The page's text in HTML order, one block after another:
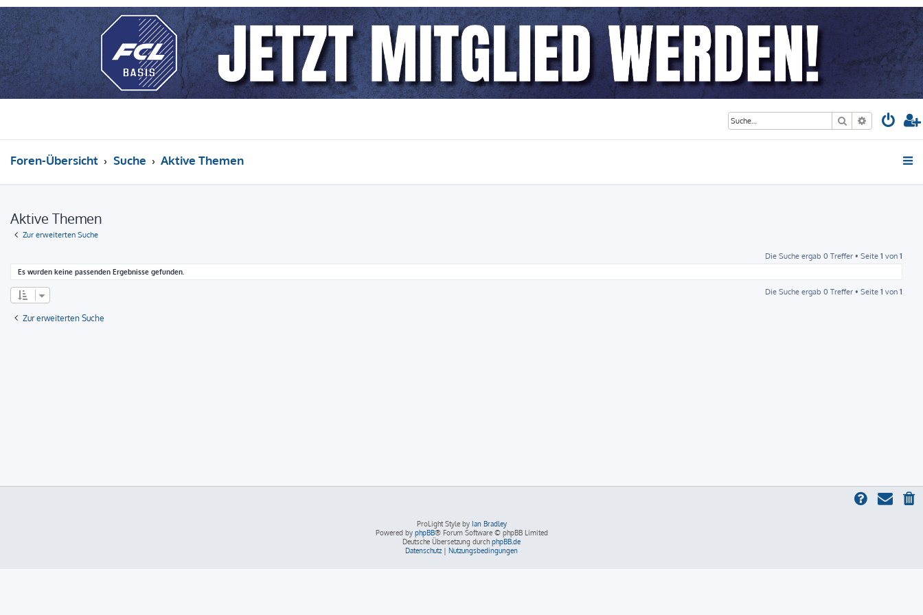
Suche Erweiterte
Foren-Übersicht Suche Aktive Themen
Aktive Themen
Zur erweiterten Suche
Die Suche ergab 0 Treffer • Seite 1 von 1
Es wurden keine passenden Ergebnisse gefunden.
Die Suche ergab 0 Treffer • Seite 1 von 1
Zur erweiterten Suche
ProLight Style by Ian Bradley
Powered by phpBB® Forum Software © phpBB Limited
Deutsche Übersetzung durch phpBB.de
Datenschutz
Nutzungsbedingungen